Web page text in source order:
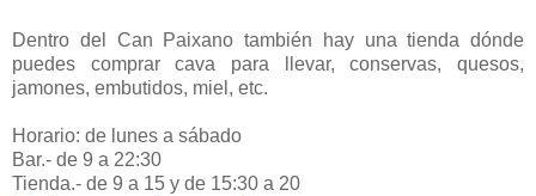
Dentro del Can Paixano también hay una tienda dónde
puedes comprar cava para llevar, conservas, quesos,
jamones, embutidos, miel, etc.
Horario: de lunes a sábado
Bar.- de 9 a 22:30
Tienda.- de 9 a 15 y de 15:30 a 20